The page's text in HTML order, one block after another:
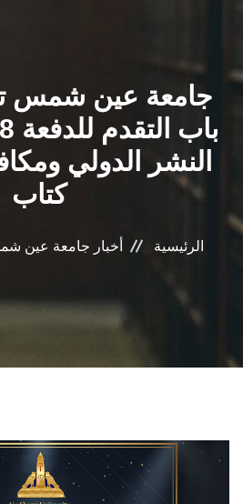
جامعة عين شمس
النشر الدولي
كتاب
الرئيسية أخبار جامعة عين